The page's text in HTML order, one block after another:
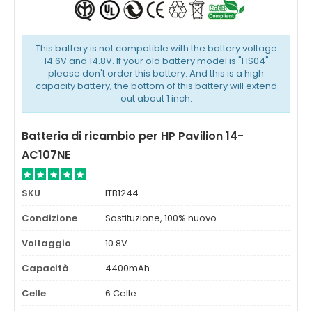
This battery is not compatible with the battery voltage
14.6V and 14.8V. If your old battery model is "HS04"
please don't order this battery. And this is a high
capacity battery, the bottom of this battery will extend
out about 1 inch.
Batteria di ricambio per HP Pavilion 14-
AC107NE
SKU
ITB1244
Condizione
Sostituzione, 100% nuovo
Voltaggio
10.8V
Capacità
4400mAh
Celle
6 Celle